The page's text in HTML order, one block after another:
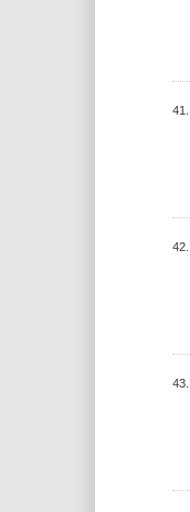
41.
42.
43.